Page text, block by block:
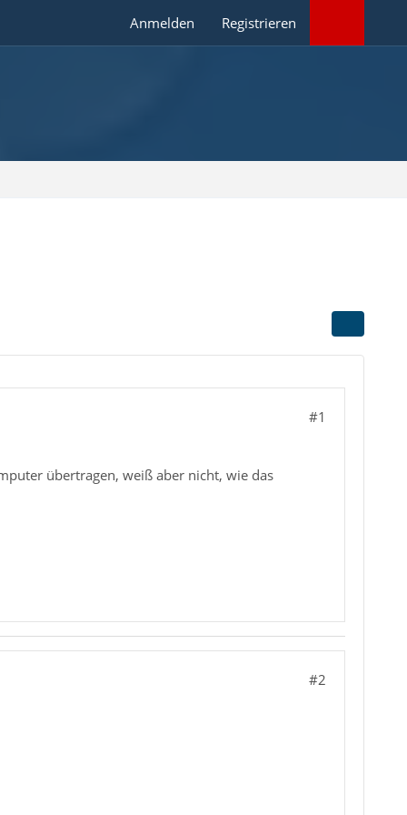
Anmelden Registrieren
#1
übertragen, weiß aber nicht, wie das
#2